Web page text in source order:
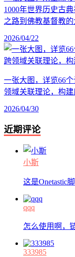
1000年世界历史古
之路到佛教基督教
2026/04/22
一张大图，详览66
领域关联理论，构
2026/04/30
近期评论
小斯
这是Onetastic
qqq
怎么使用啊，
333985